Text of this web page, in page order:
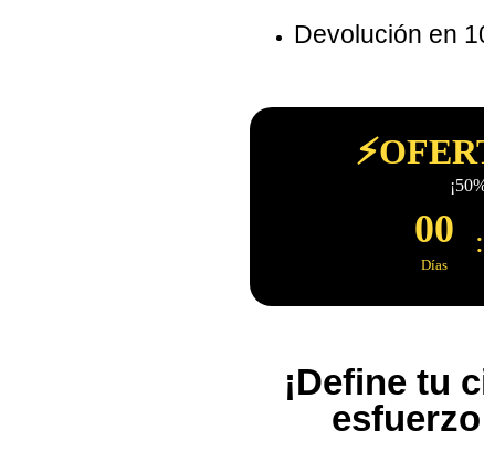
Devolución en
00
Días
:
¡Define tu